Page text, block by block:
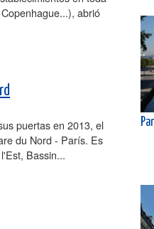
abrió
puertas en 2013, el
du Nord - París. Es
Bassin...